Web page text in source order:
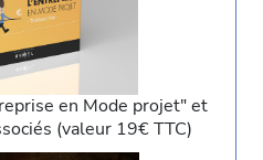
en Mode projet" et
(valeur 19€ TTC)